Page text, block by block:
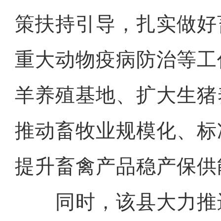
策扶持引导，扎实做
重大动物疫病防治等
羊养殖基地、扩大生
推动畜牧业规模化、
提升畜禽产品稳产保
同时，该县大力推